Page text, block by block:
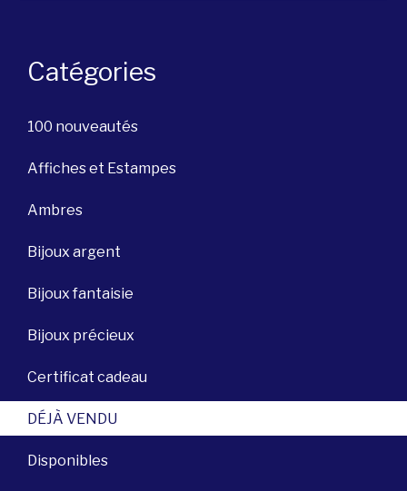
Catégories
100 nouveautés
Affiches et Estampes
Ambres
Bijoux argent
Bijoux fantaisie
Bijoux précieux
Certificat cadeau
DÉJÀ VENDU
Disponibles